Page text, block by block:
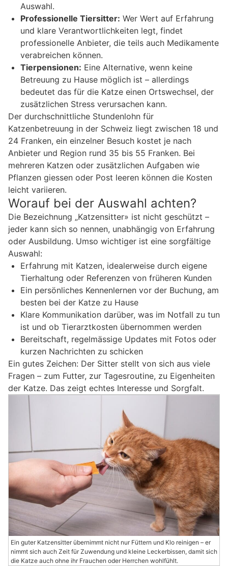
Auswahl.
Professionelle Tiersitter: Wer Wert auf Erfahrung
und klare Verantwortlichkeiten legt, findet
professionelle Anbieter, die teils auch Medikamente
verabreichen können.
Tierpensionen: Eine Alternative, wenn keine
Betreuung zu Hause möglich ist – allerdings
bedeutet das für die Katze einen Ortswechsel, der
zusätzlichen Stress verursachen kann.
Der durchschnittliche Stundenlohn für
Katzenbetreuung in der Schweiz liegt zwischen 18 und
24 Franken, ein einzelner Besuch kostet je nach
Anbieter und Region rund 35 bis 55 Franken. Bei
mehreren Katzen oder zusätzlichen Aufgaben wie
Pflanzen giessen oder Post leeren können die Kosten
leicht variieren.
Worauf bei der Auswahl achten?
Die Bezeichnung „Katzensitter» ist nicht geschützt –
jeder kann sich so nennen, unabhängig von Erfahrung
oder Ausbildung. Umso wichtiger ist eine sorgfältige
Auswahl:
Erfahrung mit Katzen, idealerweise durch eigene
Tierhaltung oder Referenzen von früheren Kunden
Ein persönliches Kennenlernen vor der Buchung, am
besten bei der Katze zu Hause
Klare Kommunikation darüber, was im Notfall zu tun
ist und ob Tierarztkosten übernommen werden
Bereitschaft, regelmässige Updates mit Fotos oder
kurzen Nachrichten zu schicken
Ein gutes Zeichen: Der Sitter stellt von sich aus viele
Fragen – zum Futter, zur Tagesroutine, zu Eigenheiten
der Katze. Das zeigt echtes Interesse und Sorgfalt.
Ein guter Katzensitter übernimmt nicht nur Füttern und Klo reinigen – er
nimmt sich auch Zeit für Zuwendung und kleine Leckerbissen, damit sich
die Katze auch ohne ihr Frauchen oder Herrchen wohlfühlt.